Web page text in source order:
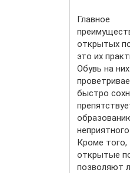
Главное
открытых
это их
Обувь на
быстро
Кроме того,
открытые
позволяют